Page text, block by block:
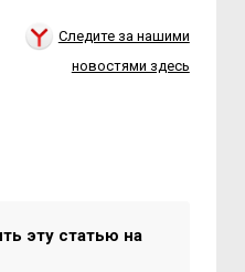
Следите за нашими
новостями здесь
эту статью на